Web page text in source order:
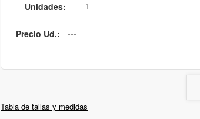
Unidades:
Precio Ud.:
Tabla de tallas y medidas